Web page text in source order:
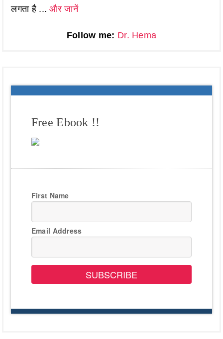
लगता है ...और जानें
Follow me: Dr. Hema
Free Ebook !!
First Name
Email Address
SUBSCRIBE